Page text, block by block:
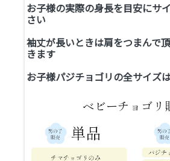
お子様の実際の身長を目安にサ
さい
袖丈が長いときは肩をつまんで
きます
お子様パジチョゴリの全サイズ